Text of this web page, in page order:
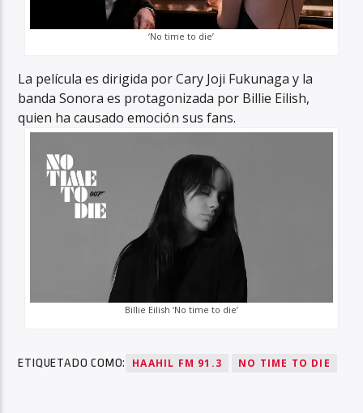
‘No time to die’
La película es dirigida por Cary Joji Fukunaga y la
banda Sonora es protagonizada por Billie Eilish,
quien ha causado emoción sus fans.
Billie Eilish ‘No time to die’
ETIQUETADO COMO: HAAHIL FM 91.3 NO TIME TO DIE